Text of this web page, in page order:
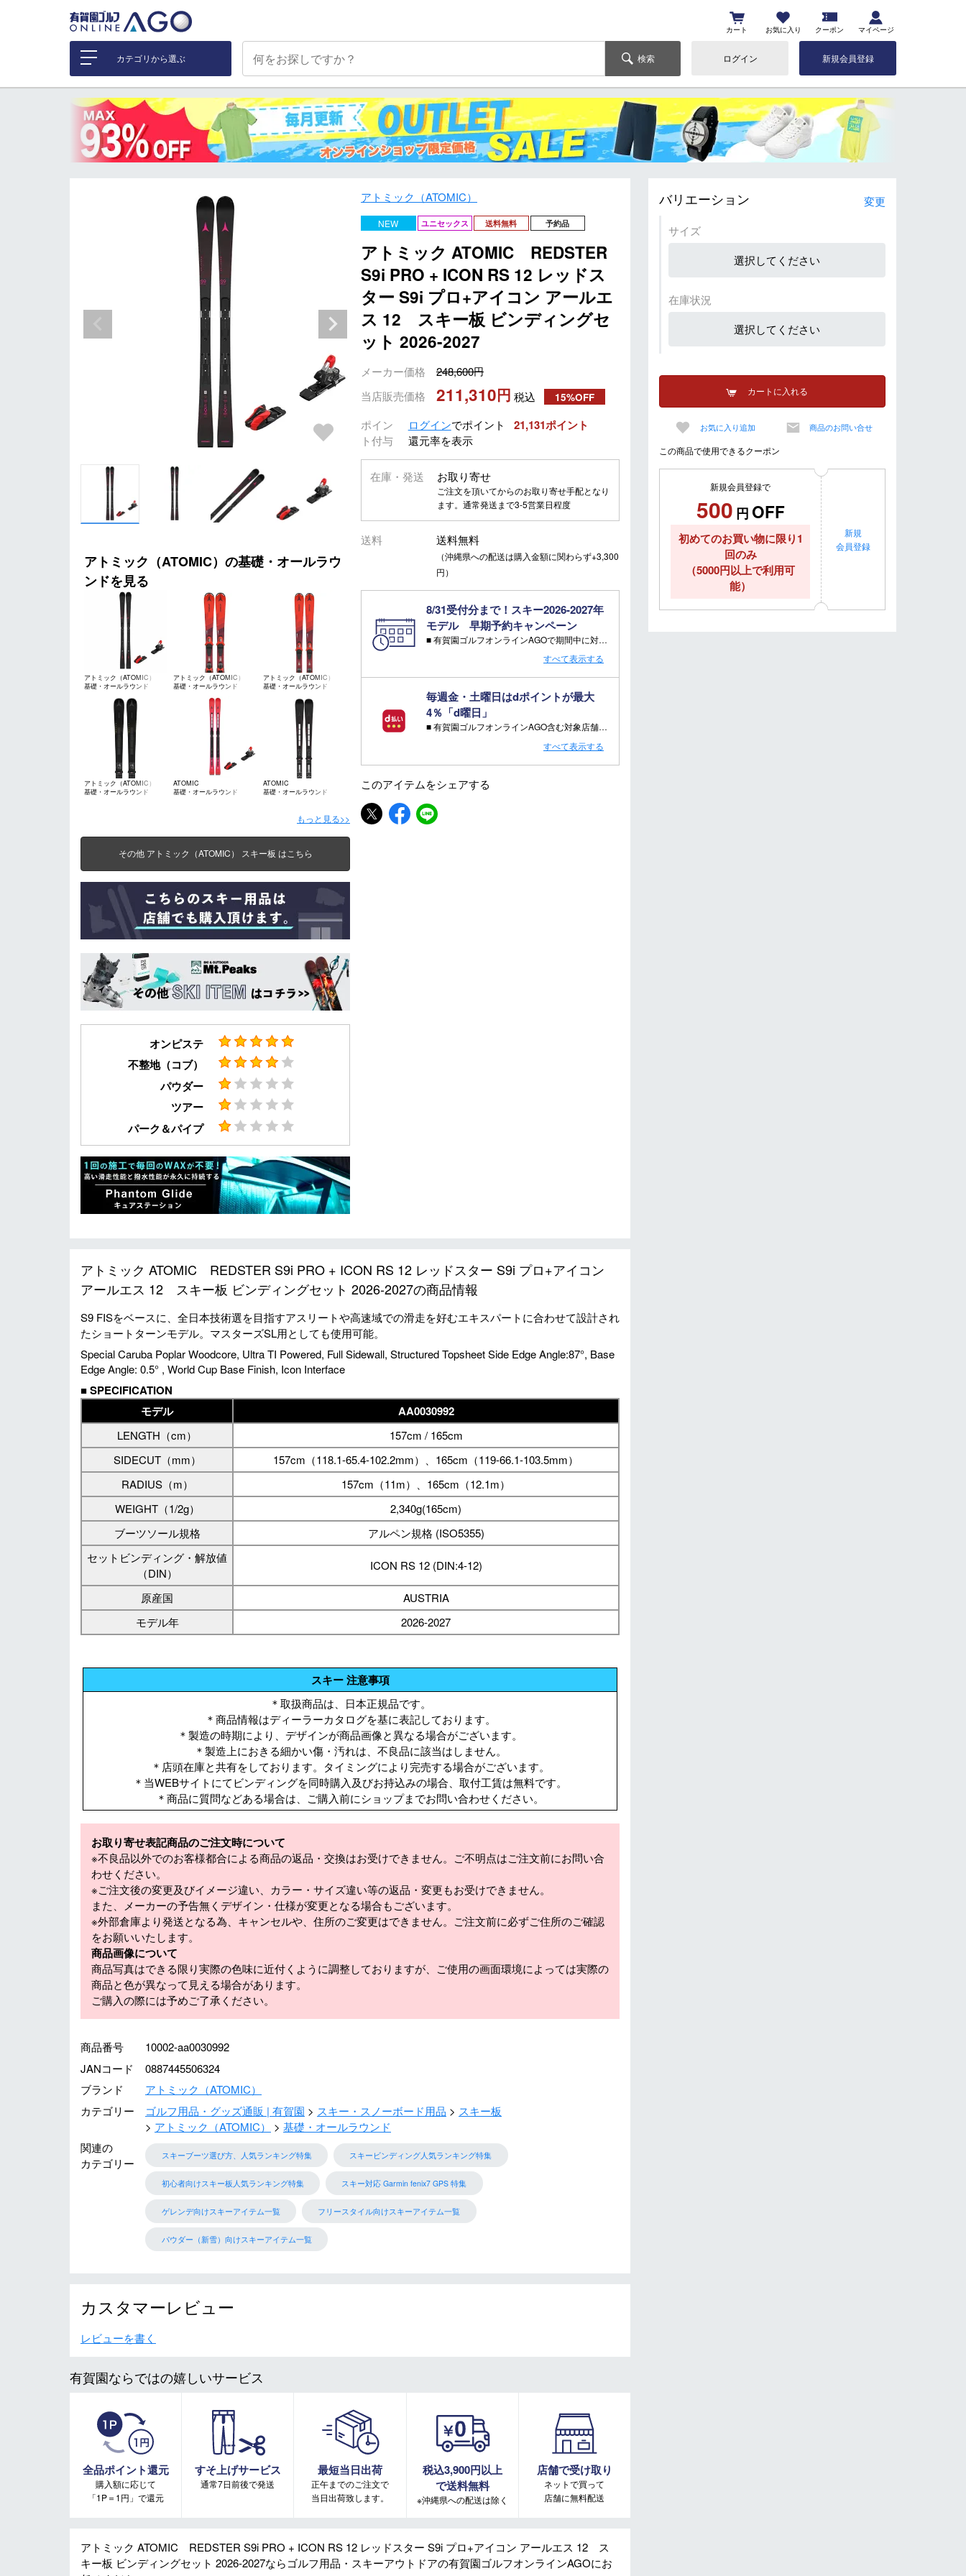
カート お気に入り クーポン マイページ
カテゴリから選ぶ 検索 ログイン 新規会員登録
アトミック（ATOMIC）の基礎・オールラウ
ンドを見る
アトミック（ATOMIC）
基礎・オールラウンド
アトミック（ATOMIC）
基礎・オールラウンド
アトミック（ATOMIC）
基礎・オールラウンド
アトミック（ATOMIC）
基礎・オールラウンド
ATOMIC
基礎・オールラウンド
ATOMIC
基礎・オールラウンド
もっと見る>>
その他 アトミック（ATOMIC） スキー板 はこちら
オンピステ
不整地（コブ）
パウダー
ツアー
パーク＆パイプ
アトミック（ATOMIC）
NEW ユニセックス 送料無料 予約品
アトミック ATOMIC REDSTER
S9i PRO + ICON RS 12 レッドス
ター S9i プロ+アイコン アールエ
ス 12 スキー板 ビンディングセ
ット 2026-2027
メーカー価格
248,600
当店販売価格
211,310 税込 15%OFF
ポイン
ト付与
ログインでポイント
還元率を表示
21,131
在庫・発送 お取り寄せ
ご注文を頂いてからのお取り寄せ手配となり
ます。通常発送まで3-5営業日程度
送料 送料無料
（沖縄県への配送は購入金額に関わらず+3,300
円）
8/31受付分まで！スキー2026-2027年
モデル 早期予約キャンペーン
■ 有賀園ゴルフオンラインAGOで期間中に対象のスキー板を早期予約頂いた方に有償オプションを無料サービス！
・特典 WAX FUTURE（ワックス・フューチャー）通常5往復×2SET【3,300円相当】
※相当額として記載している有償オプション金額は当店の通常金額となります。
注意事項：
・特典をご希望の場合は、必ずページ内でご選択ください。
・特典をご希望されない場合、その相当額の値引き・ご返金はございません。
すべて表示する
毎週金・土曜日はdポイントが最大
4％「d曜日」
■ 有賀園ゴルフオンラインAGO含む対象店舗で金・土曜日にd支払いをすると
■ キャンペーン期間：毎週 金・土曜日 AM 0:00 - PM 23:59
注意事項：
・有賀園ゴルフ実店舗での開催はございません。
すべて表示する
このアイテムをシェアする
アトミック ATOMIC REDSTER S9i PRO + ICON RS 12 レッドスター S9i プロ+アイコン
アールエス 12 スキー板 ビンディングセット 2026-2027の商品情報
S9 FISをベースに、全日本技術選を目指すアスリートや高速域での滑走を好むエキスパートに合わせて設計され
たショートターンモデル。マスターズSL用としても使用可能。
Special Caruba Poplar Woodcore, Ultra TI Powered, Full Sidewall, Structured Topsheet Side Edge Angle:87°, Base
Edge Angle: 0.5° , World Cup Base Finish, Icon Interface
■SPECIFICATION
モデル
AA0030992
LENGTH（cm）
157cm / 165cm
SIDECUT（mm）
157cm（118.1-65.4-102.2mm）、165cm（119-66.1-103.5mm）
RADIUS（m）
157cm（11m）、165cm（12.1m）
WEIGHT（1/2g）
2,340g(165cm)
ブーツソール規格
アルペン規格 (ISO5355)
セットビンディング・解放値
（DIN）
ICON RS 12 (DIN:4-12)
原産国
AUSTRIA
モデル年
2026-2027
スキー 注意事項
＊取扱商品は、日本正規品です。
＊商品情報はディーラーカタログを基に表記しております。
＊製造の時期により、デザインが商品画像と異なる場合がございます。
＊製造上におきる細かい傷・汚れは、不良品に該当はしません。
＊店頭在庫と共有をしております。タイミングにより完売する場合がございます。
＊当WEBサイトにてビンディングを同時購入及びお持込みの場合、取付工賃は無料です。
＊商品に質問などある場合は、ご購入前にショップまでお問い合わせください。
お取り寄せ表記商品のご注文時について
※不良品以外でのお客様都合による商品の返品・交換はお受けできません。ご不明点はご注文前にお問い合
わせください。
※ご注文後の変更及びイメージ違い、カラー・サイズ違い等の返品・変更もお受けできません。
また、メーカーの予告無くデザイン・仕様が変更となる場合もございます。
※外部倉庫より発送となる為、キャンセルや、住所のご変更はできません。ご注文前に必ずご住所のご確認
をお願いいたします。
商品画像について
商品写真はできる限り実際の色味に近付くように調整しておりますが、ご使用の画面環境によっては実際の
商品と色が異なって見える場合があります。
ご購入の際には予めご了承ください。
商品番号
10002-aa0030992
JANコード
0887445506324
ブランド
アトミック（ATOMIC）
カテゴリー
ゴルフ用品・グッズ通販 | 有賀園 スキー・スノーボード用品
スキー板
アトミック（ATOMIC）
基礎・オールラウンド
関連の
カテゴリー
スキーブーツ選び方、人気ランキング特集 スキービンディング人気ランキング特集
初心者向けスキー板人気ランキング特集 スキー対応 Garmin fenix7 GPS 特集
ゲレンデ向けスキーアイテム一覧 フリースタイル向けスキーアイテム一覧
パウダー（新雪）向けスキーアイテム一覧
カスタマーレビュー
レビューを書く
有賀園ならではの嬉しいサービス
全品ポイント還元
購入額に応じて
「1P＝1円」で還元
すそ上げサービス
通常7日前後で発送
最短当日出荷
正午までのご注文で
当日出荷致します。
税込3,900円以上
で送料無料
※沖縄県への配送は除く
店舗で受け取り
ネットで買って
店舗に無料配送
アトミック ATOMIC REDSTER S9i PRO + ICON RS 12 レッドスター S9i プロ+アイコン アールエス 12 ス
キー板 ビンディングセット 2026-2027ならゴルフ用品・スキーアウトドアの有賀園ゴルフオンラインAGOにお
バリエーション
変更
サイズ
選択してください
在庫状況
選択してください
カートに入れる
お気に入り追加 商品のお問い合せ
この商品で使用できるクーポン
新規会員登録で
500 円 OFF
初めてのお買い物に限り1
回のみ
（5000円以上で利用可
能）
新規
会員登録